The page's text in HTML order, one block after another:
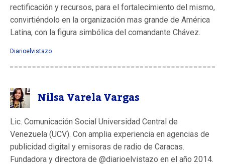
rectificación y recursos, para el fortalecimiento del mismo,
convirtiéndolo en la organización mas grande de América
Latina, con la figura simbólica del comandante Chávez.
Diarioelvistazo
Nilsa Varela Vargas
Lic. Comunicación Social Universidad Central de
Venezuela (UCV). Con amplia experiencia en agencias de
publicidad digital y emisoras de radio de Caracas.
Fundadora y directora de @diarioelvistazo en el año 2014.